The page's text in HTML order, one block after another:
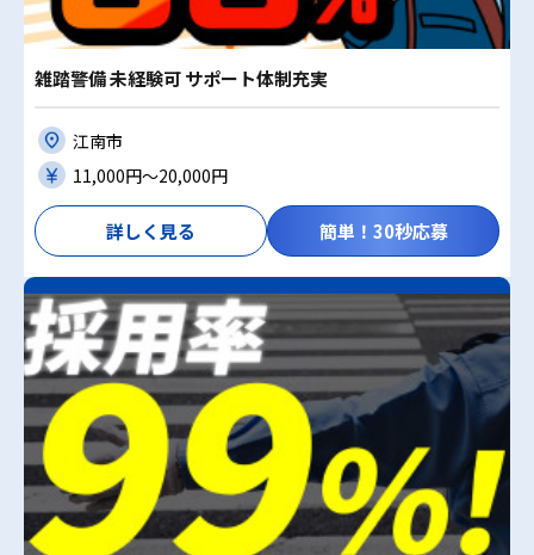
雑踏警備 未経験可 サポート体制充実
江南市
11,000円〜20,000円
詳しく見る 簡単！30秒応募